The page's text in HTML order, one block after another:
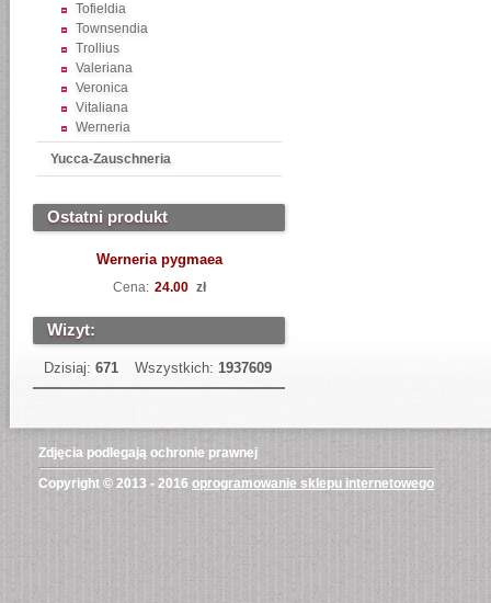
Tofieldia
Townsendia
Trollius
Valeriana
Veronica
Vitaliana
Werneria
Yucca-Zauschneria
Ostatni produkt
Werneria pygmaea
Cena: 24.00 zł
Wizyt:
Dzisiaj: 671 Wszystkich: 1937609
Zdjęcia podlegają ochronie prawnej
Copyright © 2013 - 2016 oprogramowanie sklepu internetowego